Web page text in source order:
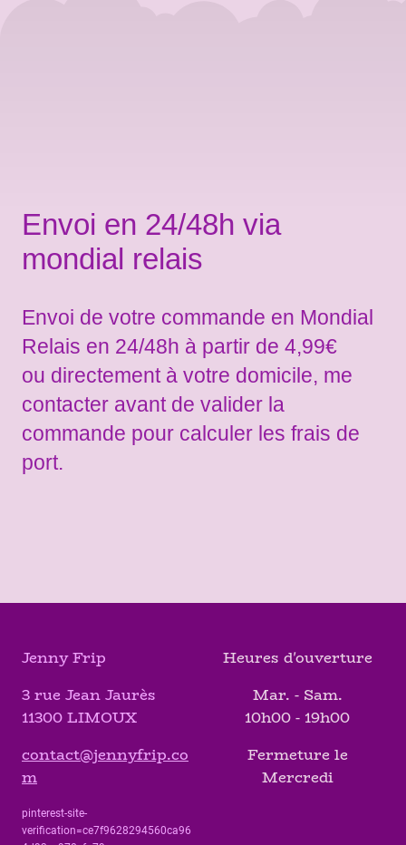
Envoi en 24/48h via
mondial relais
Envoi de votre commande en Mondial
Relais en 24/48h à partir de 4,99€
ou directement à votre domicile, me
contacter avant de valider la
commande pour calculer les frais de
port.
Jenny Frip
3 rue Jean Jaurès
11300 LIMOUX
contact@jennyfrip.co
m
pinterest-site-
verification=ce7f9628294560ca96
Heures d'ouverture
Mar. - Sam.
10h00 - 19h00
Fermeture le
Mercredi